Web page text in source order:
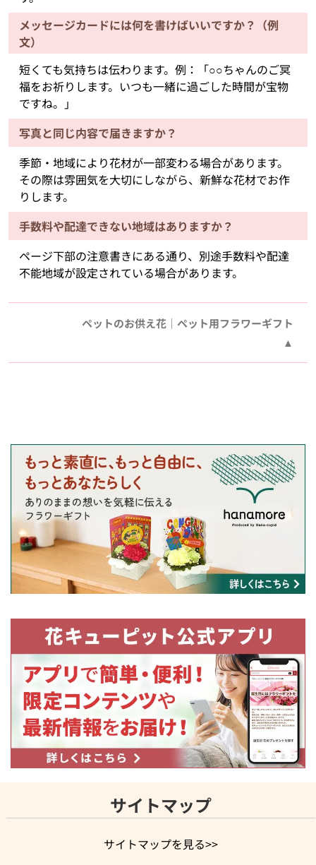
メッセージカードには何を書けばいいですか？（例
文）
短くても気持ちは伝わります。例：「○○ちゃんのご冥
福をお祈りします。いつも一緒に過ごした時間が宝物
ですね。」
写真と同じ内容で届きますか？
季節・地域により花材が一部変わる場合があります。
その際は雰囲気を大切にしながら、新鮮な花材でお作
りします。
手数料や配達できない地域はありますか？
ページ下部の注意書きにある通り、別途手数料や配達
不能地域が設定されている場合があります。
ペットのお供え花｜ペット用フラワーギフト
サイトマップ
サイトマップを見る>>